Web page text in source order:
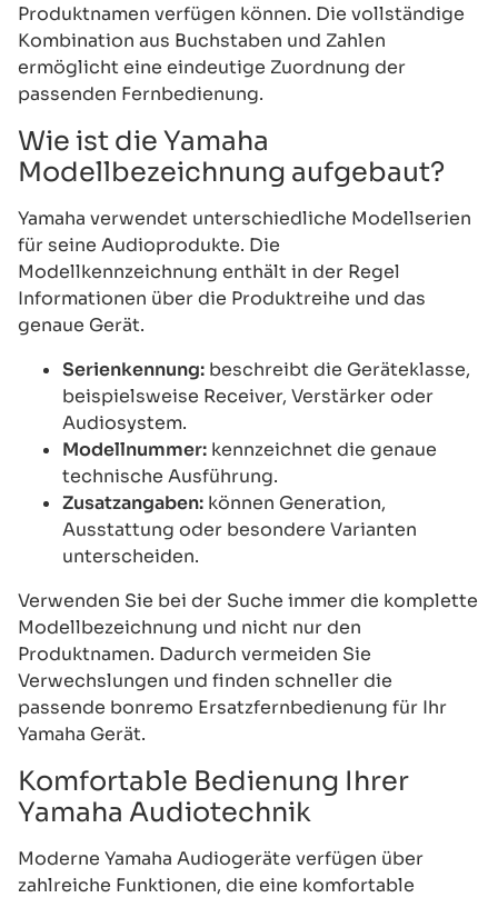
Produktnamen verfügen können. Die vollständige
Kombination aus Buchstaben und Zahlen
ermöglicht eine eindeutige Zuordnung der
passenden Fernbedienung.
Wie ist die Yamaha
Modellbezeichnung aufgebaut?
Yamaha verwendet unterschiedliche Modellserien
für seine Audioprodukte. Die
Modellkennzeichnung enthält in der Regel
Informationen über die Produktreihe und das
genaue Gerät.
Serienkennung: beschreibt die Geräteklasse,
beispielsweise Receiver, Verstärker oder
Audiosystem.
Modellnummer: kennzeichnet die genaue
technische Ausführung.
Zusatzangaben: können Generation,
Ausstattung oder besondere Varianten
unterscheiden.
Verwenden Sie bei der Suche immer die komplette
Modellbezeichnung und nicht nur den
Produktnamen. Dadurch vermeiden Sie
Verwechslungen und finden schneller die
passende bonremo Ersatzfernbedienung für Ihr
Yamaha Gerät.
Komfortable Bedienung Ihrer
Yamaha Audiotechnik
Moderne Yamaha Audiogeräte verfügen über
zahlreiche Funktionen, die eine komfortable